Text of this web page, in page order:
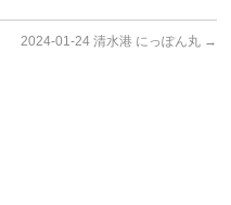
2024-01-24 清水港 にっぽん丸 →